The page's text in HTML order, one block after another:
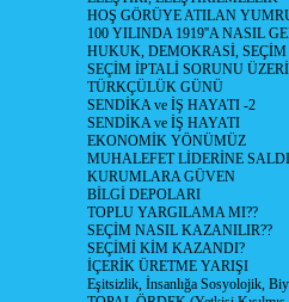
HOŞ GÖRÜYE ATILAN
100 YILINDA 1919''A NASIL
HUKUK, DEMOKRASİ, SEÇİM
SEÇİM İPTALİ SORUNU
TÜRKÇÜLÜK GÜNÜ
SENDİKA ve İŞ HAYATI -2
SENDİKA ve İŞ HAYATI
EKONOMİK YÖNÜMÜZ
MUHALEFET LİDERİNE
KURUMLARA GÜVEN
BİLGİ DEPOLARI
TOPLU YARGILAMA MI??
SEÇİM NASIL KAZANILIR??
SEÇİMİ KİM KAZANDI?
İÇERİK ÜRETME YARIŞI
Eşitsizlik, İnsanlığa Sosyolojik,